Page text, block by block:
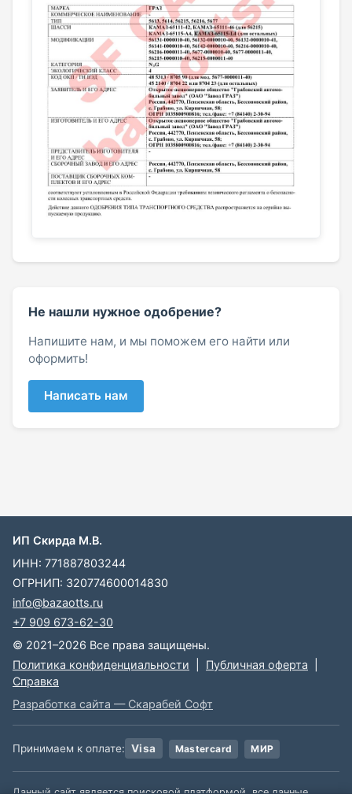
Не нашли нужное одобрение?
Напишите нам, и мы поможем его найти или
оформить!
Написать нам
ИП Скирда М.В.
ИНН: 771887803244
ОГРНИП: 320774600014830
info@bazaotts.ru
+7 909 673-62-30
© 2021–2026 Все права защищены.
Политика конфиденциальности
Публичная оферта
Справка
Разработка сайта — Скарабей Софт
Принимаем к оплате: Visa Mastercard МИР